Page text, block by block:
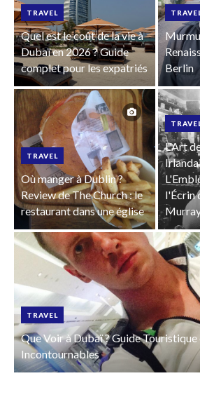
TRAVEL
Quel est le coût de la vie à
Dubaï en 2026 ? Guide
complet pour les expatriés
Berlin
TRAVEL
Où manger à Dublin ?
Review de The Church : le
restaurant dans une église
L'Art
l'Écrin
TRAVEL
Que Voir à Dubaï ? Guide Touristique
Incontournables